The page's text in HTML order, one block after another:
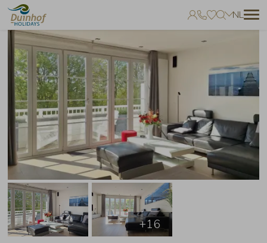
Geen favorieten
Je kunt accommodaties toevoegen aan uw favorieten door op het
te klikken.
NL
+16